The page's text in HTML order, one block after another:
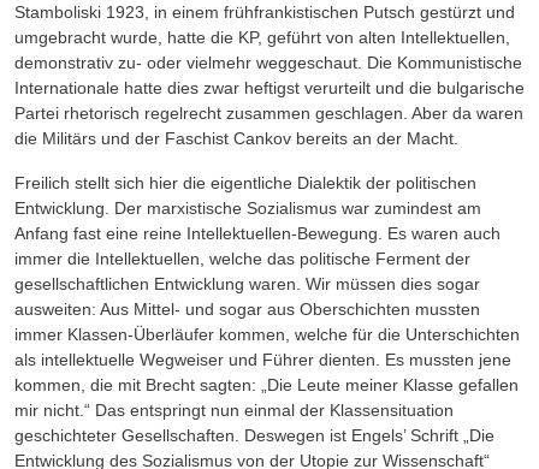
Stamboliski 1923, in einem frühfrankistischen Putsch gestürzt und
umgebracht wurde, hatte die KP, geführt von alten Intellektuellen,
demonstrativ zu- oder vielmehr weggeschaut. Die Kommunistische
Internationale hatte dies zwar heftigst verurteilt und die bulgarische
Partei rhetorisch regelrecht zusammen geschlagen. Aber da waren
die Militärs und der Faschist Cankov bereits an der Macht.
Freilich stellt sich hier die eigentliche Dialektik der politischen
Entwicklung. Der marxistische Sozialismus war zumindest am
Anfang fast eine reine Intellektuellen-Bewegung. Es waren auch
immer die Intellektuellen, welche das politische Ferment der
gesellschaftlichen Entwicklung wa­ren. Wir müssen dies sogar
ausweiten: Aus Mittel- und sogar aus Oberschichten mussten
immer Klassen-Überläufer kommen, welche für die Unterschichten
als intellektuelle Wegweiser und Führer dienten. Es mussten jene
kommen, die mit Brecht sagten: „Die Leute meiner Klasse gefallen
mir nicht.“ Das entspringt nun einmal der Klassensituation
geschichteter Gesellschaften. Deswegen ist Engels’ Schrift „Die
Entwicklung des Sozialismus von der Utopie zur Wissen­schaft“